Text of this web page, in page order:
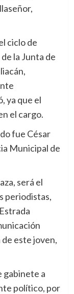
ciclo de
la Junta de
ya que el
el cargo.
fue César
Municipal de
será el
periodistas,
este joven,
gabinete a
político, por